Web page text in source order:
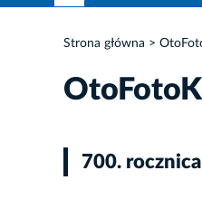
Strona główna
700.